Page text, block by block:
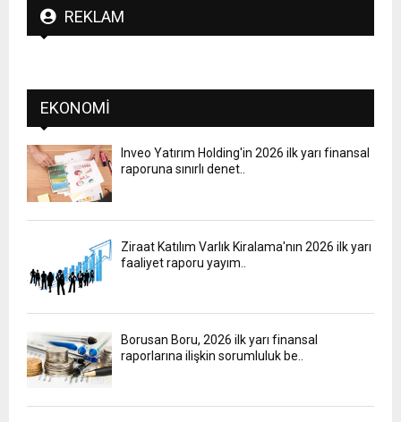
REKLAM
EKONOMI
Inveo Yatırım Holding'in 2026 ilk yarı finansal
raporuna sınırlı denet..
Ziraat Katılım Varlık Kiralama'nın 2026 ilk yarı
faaliyet raporu yayım..
Borusan Boru, 2026 ilk yarı finansal
raporlarına ilişkin sorumluluk be..